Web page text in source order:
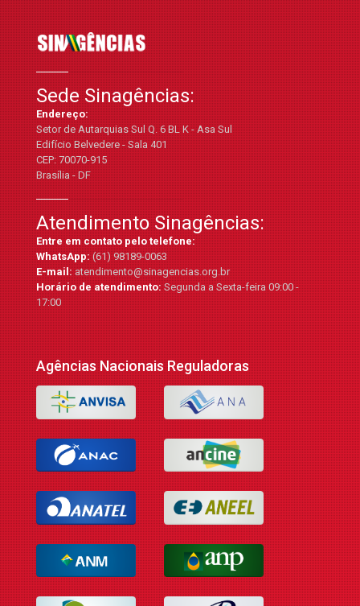
Sede Sinagências:
Endereço:
Setor de Autarquias Sul Q. 6 BL K - Asa Sul
Edifício Belvedere - Sala 401
CEP: 70070-915
Brasília - DF
Atendimento Sinagências:
Entre em contato pelo telefone:
WhatsApp:(61) 98189-0063
E-mail:atendimento@sinagencias.org.br
Horário de atendimento:Segunda a Sexta-feira 09:00 -
17:00
Agências Nacionais Reguladoras